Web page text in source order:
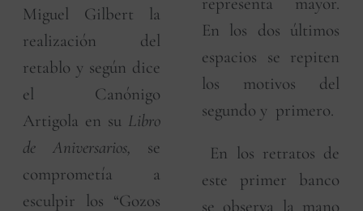
Miguel Gilbert la
realización del
retablo y según dice
el Canónigo
Artigola en su Libro
de Aniversarios, se
comprometía a
esculpir los “Gozos
En los dos últimos
espacios se repiten
los motivos del
segundo y primero.
En los retratos de
este primer banco
se observa la mano